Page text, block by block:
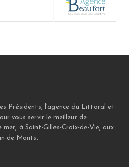
Présidents, l’agence du Littoral et
vous servir le meilleur de
mer, à Saint-Gilles-Croix-de-Vie, aux
de-Monts.